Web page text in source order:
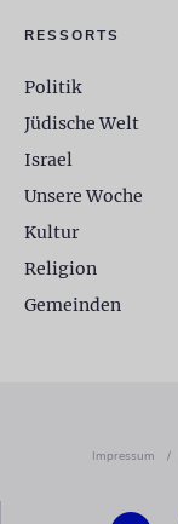
RESSORTS
Politik
Jüdische Welt
Israel
Unsere Woche
Kultur
Religion
Gemeinden
Impressum
/